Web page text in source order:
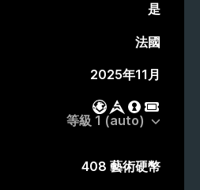
是
法國
2025年11月
戰鬥通行證
市場戰利品箱
活動通
408 藝術硬幣